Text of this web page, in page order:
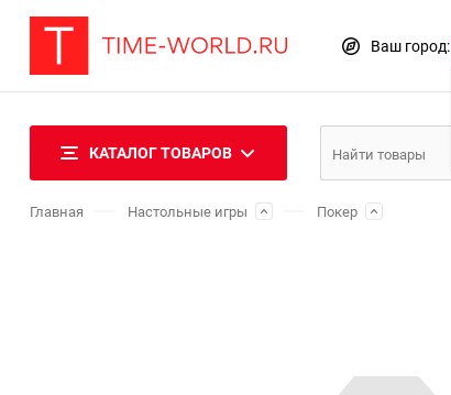
Ваш город:
КАТАЛОГ ТОВАРОВ
Главная Настольные игры Покер